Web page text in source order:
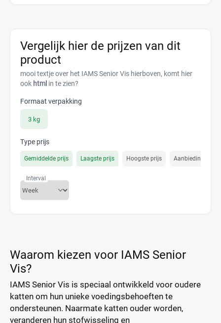
Vergelijk hier de prijzen van dit
product
mooi textje over het IAMS Senior Vis hierboven, komt hier
ook html in te zien?
Formaat verpakking
3 kg
Type prijs
Gemiddelde prijs Laagste prijs Hoogste prijs Aanbiedings prijs
Interval
Waarom kiezen voor IAMS Senior
Vis?
IAMS Senior Vis is speciaal ontwikkeld voor oudere
katten om hun unieke voedingsbehoeften te
ondersteunen. Naarmate katten ouder worden,
veranderen hun stofwisseling en